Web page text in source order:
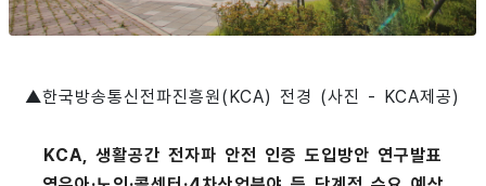
▲한국방송통신전파진흥원(KCA) 전경 (사진 - KCA제공)
KCA, 생활공간 전자파 안전 인증 도입방안 연구발표